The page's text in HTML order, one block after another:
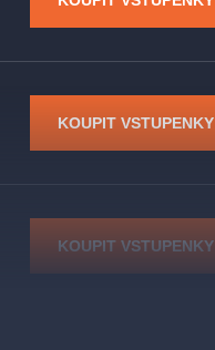
KOUPIT VSTUPENKY
KOUPIT VSTUPENKY